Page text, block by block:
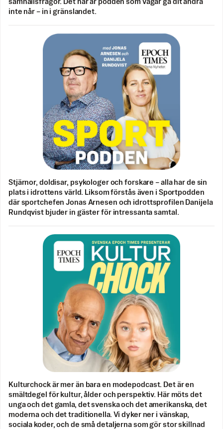
samhällsfrågor. Det här är podden som vågar gå dit andra
inte når – in i gränslandet.
Stjärnor, doldisar, psykologer och forskare – alla har de sin
plats i idrottens värld. Liksom förstås även i Sportpodden
där sportchefen Jonas Arnesen och idrottsprofilen Danijela
Rundqvist bjuder in gäster för intressanta samtal.
Kulturchock är mer än bara en modepodcast. Det är en
smältdegel för kultur, ålder och perspektiv. Här möts det
unga och det gamla, det svenska och det amerikanska, det
moderna och det traditionella. Vi dyker ner i vänskap,
sociala koder, och de små detaljerna som gör stor skillnad